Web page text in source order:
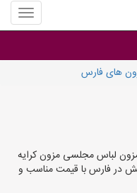
منوی
سایت
سال
های فارس
لباس مجلسی مزون کرایه
در فارس با قیمت مناسب و